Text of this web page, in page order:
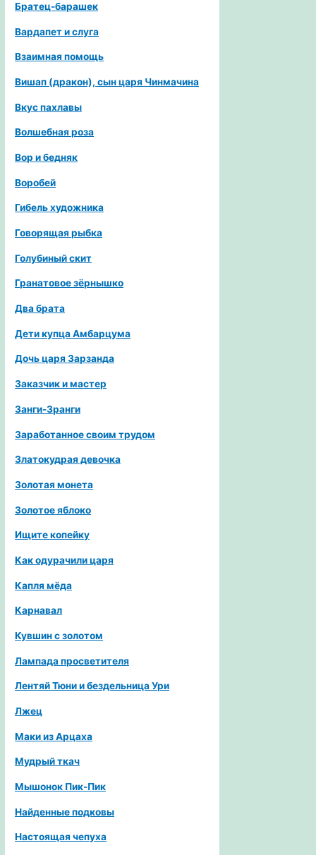
Братец-барашек
Вардапет и слуга
Взаимная помощь
Вишап (дракон), сын царя Чинмачина
Вкус пахлавы
Волшебная роза
Вор и бедняк
Воробей
Гибель художника
Говорящая рыбка
Голубиный скит
Гранатовое зёрнышко
Два брата
Дети купца Амбарцума
Дочь царя Зарзанда
Заказчик и мастер
Занги-Зранги
Заработанное своим трудом
Златокудрая девочка
Золотая монета
Золотое яблоко
Ищите копейку
Как одурачили царя
Капля мёда
Карнавал
Кувшин с золотом
Лампада просветителя
Лентяй Тюни и бездельница Ури
Лжец
Маки из Арцаха
Мудрый ткач
Мышонок Пик-Пик
Найденные подковы
Настоящая чепуха